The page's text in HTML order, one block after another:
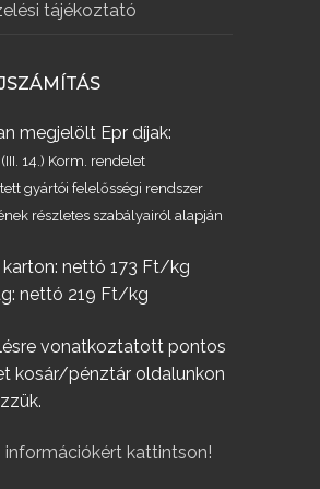
tájékoztató
megjelölt Epr díjak:
14.) Korm. rendelet
gyártói felelősségi rendszer
részletes szabályairól alapján
karton: nettó 173 Ft/kg
nettó 219 Ft/kg
vonatkoztatott pontos
kosár/pénztár oldalunkon
információkért kattintson!